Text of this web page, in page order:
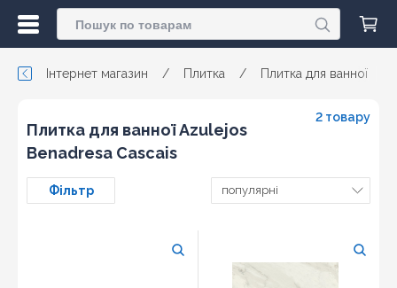
Інтернет магазин / Плитка / Плитка для ванної
Плитка для ванної Azulejos
Benadresa Cascais
2 товару
Фільтр популярні